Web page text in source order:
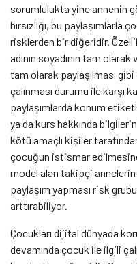
sorumlulukta yine annenin
hırsızlığı, bu paylaşımlarla
risklerden bir diğeridir.
adının soyadının tam
tam olarak paylaşılması
çalınması durumu ile karşı
paylaşımlarda konum
ya da kurs hakkında
kötü amaçlı kişiler
çocuğun istismar
model alan takipçi annelerin
paylaşım yapması risk
arttırabiliyor.
Çocukları dijital dünyada
devamında çocuk ile ilgili